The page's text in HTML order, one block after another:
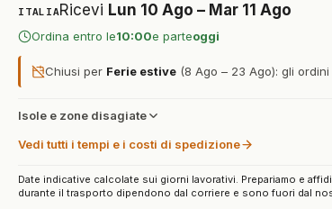
ITALIARicevi Lun 10 Ago – Mar 11 Ago
Ordina entro le10:00e parteoggi
Chiusi per Ferie estive (8 Ago – 23 Ago): gli
Isole e zone disagiate
Vedi tutti i tempi e i costi di spedizione
Date indicative calcolate sui giorni lavorativi. Prepariamo e
durante il trasporto dipendono dal corriere e sono fuori dal